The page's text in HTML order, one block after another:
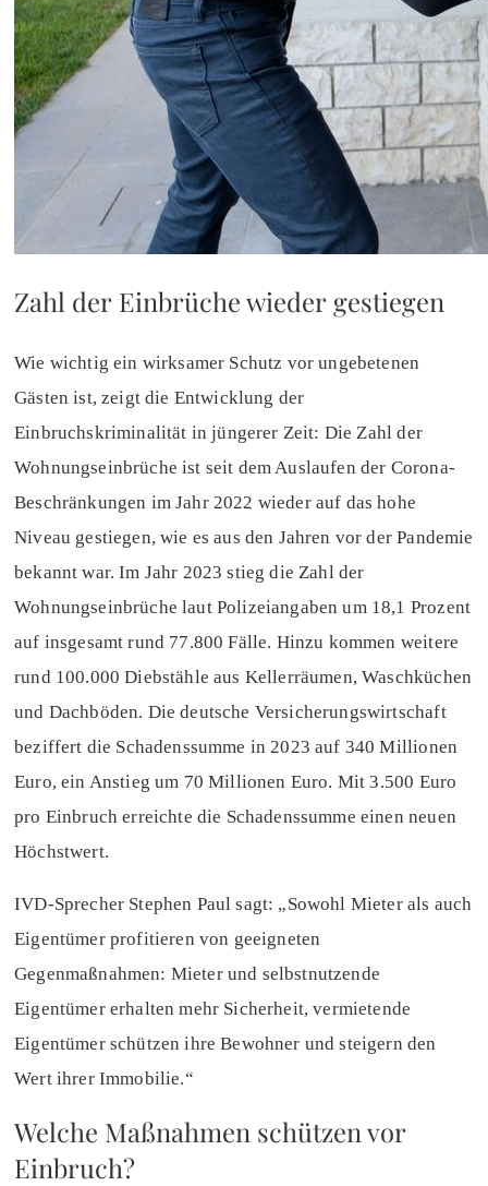
Zahl der Einbrüche wieder gestiegen
Wie wichtig ein wirksamer Schutz vor ungebetenen
Gästen ist, zeigt die Entwicklung der
Einbruchskriminalität in jüngerer Zeit: Die Zahl der
Wohnungseinbrüche ist seit dem Auslaufen der Corona-
Beschränkungen im Jahr 2022 wieder auf das hohe
Niveau gestiegen, wie es aus den Jahren vor der Pandemie
bekannt war. Im Jahr 2023 stieg die Zahl der
Wohnungseinbrüche laut Polizeiangaben um 18,1 Prozent
auf insgesamt rund 77.800 Fälle. Hinzu kommen weitere
rund 100.000 Diebstähle aus Kellerräumen, Waschküchen
und Dachböden. Die deutsche Versicherungswirtschaft
beziffert die Schadenssumme in 2023 auf 340 Millionen
Euro, ein Anstieg um 70 Millionen Euro. Mit 3.500 Euro
pro Einbruch erreichte die Schadenssumme einen neuen
Höchstwert.
IVD-Sprecher Stephen Paul sagt: „Sowohl Mieter als auch
Eigentümer profitieren von geeigneten
Gegenmaßnahmen: Mieter und selbstnutzende
Eigentümer erhalten mehr Sicherheit, vermietende
Eigentümer schützen ihre Bewohner und steigern den
Wert ihrer Immobilie.“
Welche Maßnahmen schützen vor
Einbruch?